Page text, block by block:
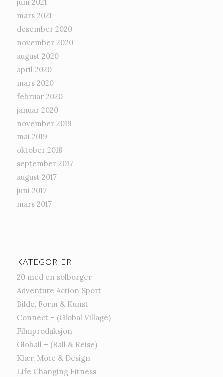
juni 2021
mars 2021
desember 2020
november 2020
august 2020
april 2020
mars 2020
februar 2020
januar 2020
november 2019
mai 2019
oktober 2018
september 2017
august 2017
juni 2017
mars 2017
KATEGORIER
20 med en solborger
Adventure Action Sport
Bilde, Form & Kunst
Connect – (Global Village)
Filmproduksjon
Globall – (Ball & Reise)
Klær, Mote & Design
Life Changing Fitness